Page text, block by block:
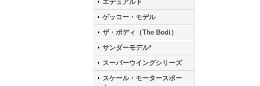
エデュアルド
ゲッコー・モデル
ザ・ボディ（The Bodi）
サンダーモデル*
スーパーウイングシリーズ
スケール・モータースポー